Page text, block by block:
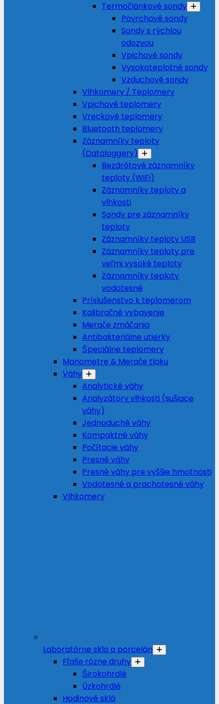
Termočlánkové sondy
Povrchové sondy
Sondy s rýchlou
odozvou
Vpichové sondy
Vysokoteplotné sondy
Vzduchové sondy
Vlhkomery / Teplomery
Vpichové teplomery
Vreckové teplomery
Bluetooth teplomery
Záznamníky teploty
(Dataloggery)
Bezdrôtové záznamníky
teploty (WiFi)
Záznamníky teploty a
vlhkosti
Sondy pre záznamníky
teploty
Záznamníky teploty USB
Záznamníky teploty pre
veľmi vysoké teploty
Záznamníky teploty
vodotesné
Príslušenstvo k teplomerom
Kalibračné vybavenie
Merače zmáčania
Antibakteriálne utierky
Špeciálne teplomery
Manometre & Merače tlaku
Váhy
Analytické váhy
Analyzátory vlhkosti (sušiace
váhy)
Jednoduché váhy
Kompaktné váhy
Počítacie váhy
Presné váhy
Presné váhy pre vyššie hmotnosti
Vodotesné a prachotesné váhy
Vlhkomery
Laboratórne sklo a porcelán
Fľaše rôzne druhy
Širokohrdlé
Úzkohrdlé
Hodinové sklá